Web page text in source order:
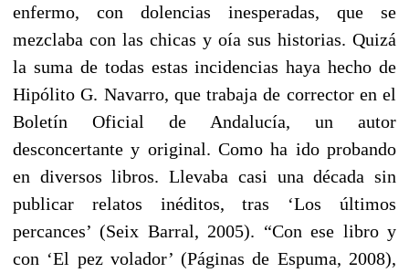
enfermo, con dolencias inesperadas, que se
mezclaba con las chicas y oía sus historias. Quizá
la suma de todas estas incidencias haya hecho de
Hipólito G. Navarro, que trabaja de corrector en el
Boletín Oficial de Andalucía, un autor
desconcertante y original. Como ha ido probando
en diversos libros. Llevaba casi una década sin
publicar relatos inéditos, tras ‘Los últimos
percances’ (Seix Barral, 2005). “Con ese libro y
con ‘El pez volador’ (Páginas de Espuma, 2008),